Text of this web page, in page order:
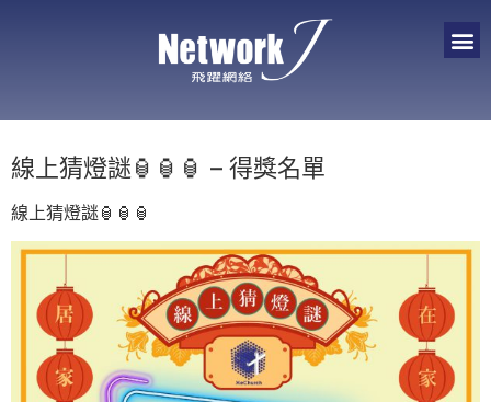
線上猜燈謎🏮🏮🏮 – 得獎名單
線上猜燈謎🏮🏮🏮